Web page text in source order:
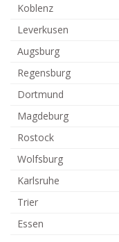
Koblenz
Leverkusen
Augsburg
Regensburg
Dortmund
Magdeburg
Rostock
Wolfsburg
Karlsruhe
Trier
Essen